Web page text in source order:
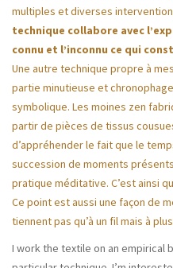
multiples et diverses
technique collabore avec
connu et l’inconnu ce qui
Une autre technique propre à
partie minutieuse et
symbolique. Les moines zen
partir de pièces de tissus
d’appréhender le fait que le
succession de moments
pratique méditative. C’est ainsi
Ce point est aussi une façon de
tiennent pas qu’à un fil mais à
I work the textile on an empirical